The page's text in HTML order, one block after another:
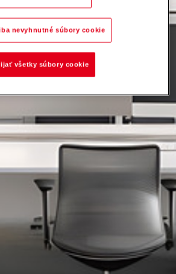
nevyhnutné súbory cookie
všetky súbory cookie